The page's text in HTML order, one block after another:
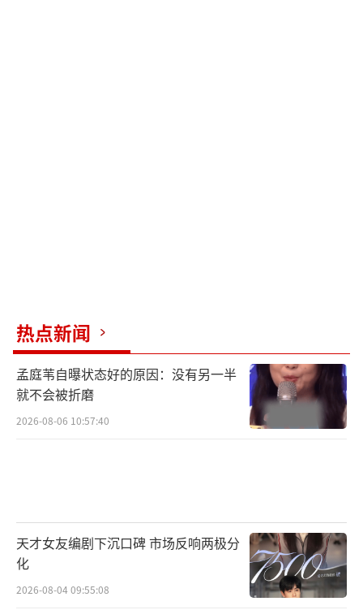
热点新闻
孟庭苇自曝状态好的原因：没有另一半
就不会被折磨
2026-08-06 10:57:40
天才女友编剧下沉口碑 市场反响两极分
化
2026-08-04 09:55:08